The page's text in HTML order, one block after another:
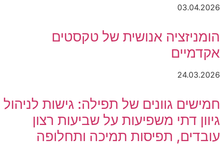
03.04.2026
הומניזציה אנושית של טקסטים
אקדמיים
24.03.2026
חמישים גוונים של תפילה: גישות לניהול
גיוון דתי משפיעות על שביעות רצון
עובדים, תפיסות תמיכה ותחלופה